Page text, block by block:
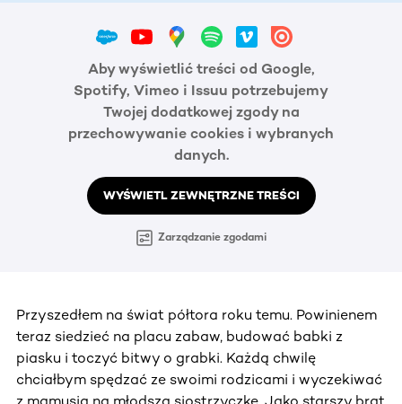
Aby wyświetlić treści od Google,
Spotify, Vimeo i Issuu potrzebujemy
Twojej dodatkowej zgody na
przechowywanie cookies i wybranych
danych.
WYŚWIETL ZEWNĘTRZNE TREŚCI
Zarządzanie zgodami
Przyszedłem na świat półtora roku temu. Powinienem
teraz siedzieć na placu zabaw, budować babki z
piasku i toczyć bitwy o grabki. Każdą chwilę
chciałbym spędzać ze swoimi rodzicami i wyczekiwać
z mamusią na młodszą siostrzyczkę. Jako starszy brat